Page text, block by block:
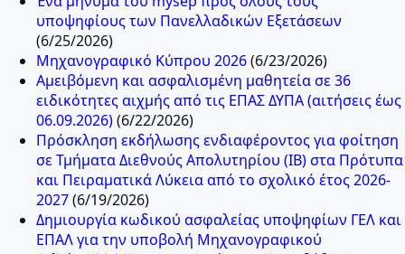
υποψηφίους των Πανελλαδικών Εξετάσεων
(6/25/2026)
Μηχανογραφικό Κύπρου 2026(6/23/2026)
Αμειβόμενη και ασφαλισμένη μαθητεία σε 36
ειδικότητες αιχμής από τις ΕΠΑΣ ΔΥΠΑ (αιτήσεις έως
06.09.2026)(6/22/2026)
Πρόσκληση εκδήλωσης ενδιαφέροντος για φοίτηση
σε Τμήματα Διεθνούς Απολυτηρίου (IB) στα Πρότυπα
και Πειραματικά Λύκεια από το σχολικό έτος 2026-
2027(6/19/2026)
Δημιουργία κωδικού ασφαλείας υποψηφίων ΓΕΛ και
ΕΠΑΛ για την υποβολή Μηχανογραφικού